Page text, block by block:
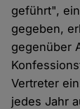
geführt",
gegeben,
gegenüber
Vertreter
jedes Jahr